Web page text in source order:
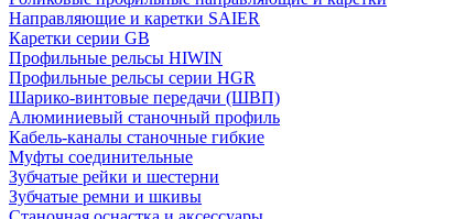
Направляющие и каретки SAIER
Каретки серии GB
Профильные рельсы HIWIN
Профильные рельсы серии HGR
Шарико-винтовые передачи (ШВП)
Алюминиевый станочный профиль
Кабель-каналы станочные гибкие
Муфты соединительные
Зубчатые рейки и шестерни
Зубчатые ремни и шкивы